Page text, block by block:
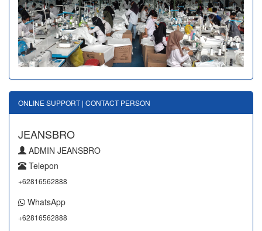
ONLINE SUPPORT | CONTACT PERSON
JEANSBRO
ADMIN JEANSBRO
Telepon
+62816562888
WhatsApp
+62816562888